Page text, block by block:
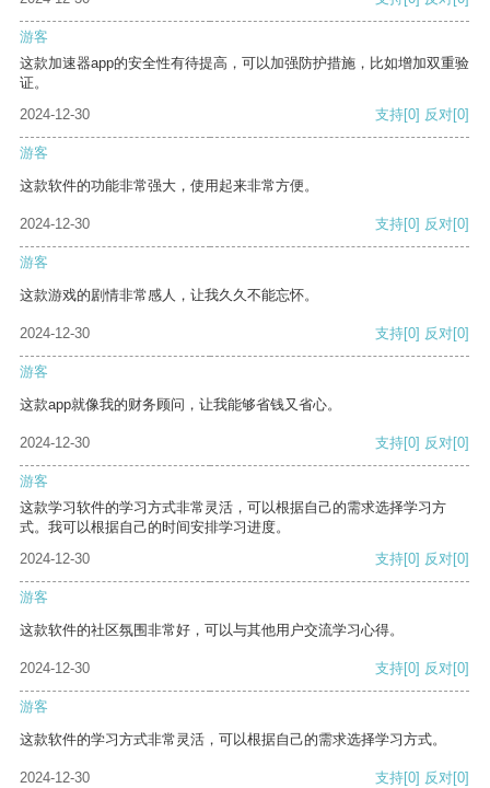
游客
这款加速器app的安全性有待提高，可以加强防护措施，比如增加双重验
证。
2024-12-30
支持[0] 反对[0]
游客
这款软件的功能非常强大，使用起来非常方便。
2024-12-30 支持[0] 反对[0]
游客
这款游戏的剧情非常感人，让我久久不能忘怀。
2024-12-30 支持[0] 反对[0]
游客
这款app就像我的财务顾问，让我能够省钱又省心。
2024-12-30 支持[0] 反对[0]
游客
这款学习软件的学习方式非常灵活，可以根据自己的需求选择学习方
式。我可以根据自己的时间安排学习进度。
2024-12-30
支持[0] 反对[0]
游客
这款软件的社区氛围非常好，可以与其他用户交流学习心得。
2024-12-30 支持[0] 反对[0]
游客
这款软件的学习方式非常灵活，可以根据自己的需求选择学习方式。
2024-12-30 支持[0] 反对[0]